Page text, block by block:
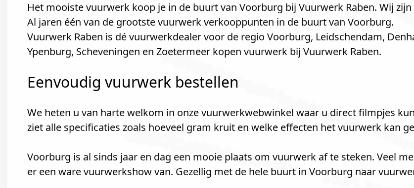
Het mooiste vuurwerk koop je in de buurt van Voorburg bij Vuurwerk Raben. Wij
Al jaren één van de grootste vuurwerk verkooppunten in de buurt van Voorburg.
Vuurwerk Raben is dé vuurwerkdealer voor de regio Voorburg, Leidschendam,
Ypenburg, Scheveningen en Zoetermeer kopen vuurwerk bij Vuurwerk Raben.
Eenvoudig vuurwerk bestellen
We heten u van harte welkom in onze vuurwerkwebwinkel waar u direct filmpjes
ziet alle specificaties zoals hoeveel gram kruit en welke effecten het vuurwerk kan
Voorburg is al sinds jaar en dag een mooie plaats om vuurwerk af te steken. Veel
er een ware vuurwerkshow van. Gezellig met de hele buurt in Voorburg naar